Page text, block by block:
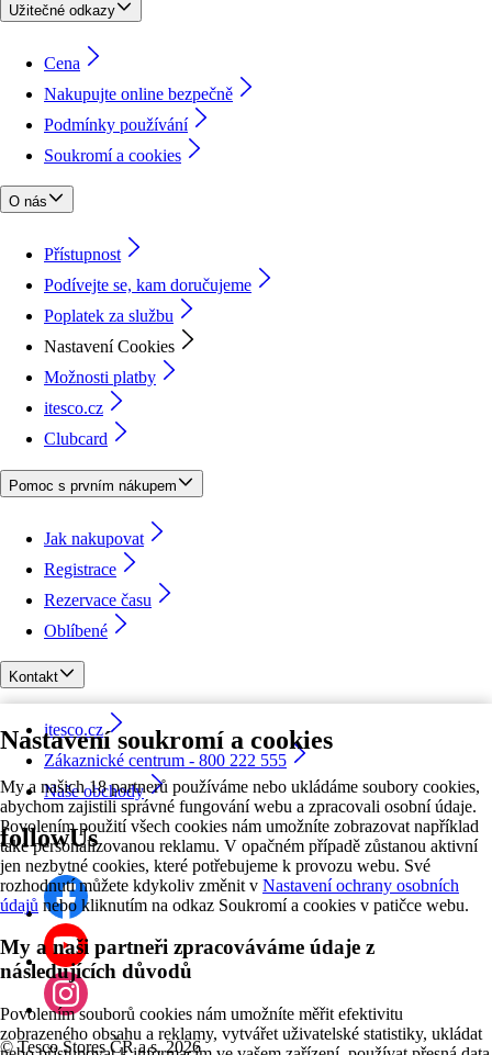
Nastavení soukromí a cookies
My a našich 18 partnerů používáme nebo ukládáme soubory cookies,
abychom zajistili správné fungování webu a zpracovali osobní údaje.
Povolením použití všech cookies nám umožníte zobrazovat například
také personalizovanou reklamu. V opačném případě zůstanou aktivní
jen nezbytné cookies, které potřebujeme k provozu webu. Své
rozhodnutí můžete kdykoliv změnit v Nastavení ochrany osobních
údajů nebo kliknutím na odkaz Soukromí a cookies v patičce webu.
My a naši partneři zpracováváme údaje z
následujících důvodů
Povolením souborů cookies nám umožníte měřit efektivitu
zobrazeného obsahu a reklamy, vytvářet uživatelské statistiky, ukládat
Užitečné odkazy
Cena
Nakupujte online bezpečně
Podmínky používání
Soukromí a cookies
O nás
Přístupnost
Podívejte se, kam doručujeme
Poplatek za službu
Nastavení Cookies
Možnosti platby
itesco.cz
Clubcard
Pomoc s prvním nákupem
Jak nakupovat
Registrace
Rezervace času
Oblíbené
Kontakt
itesco.cz
Zákaznické centrum - 800 222 555
Naše obchody
followUs
©Tesco Stores ČR a.s. 2026